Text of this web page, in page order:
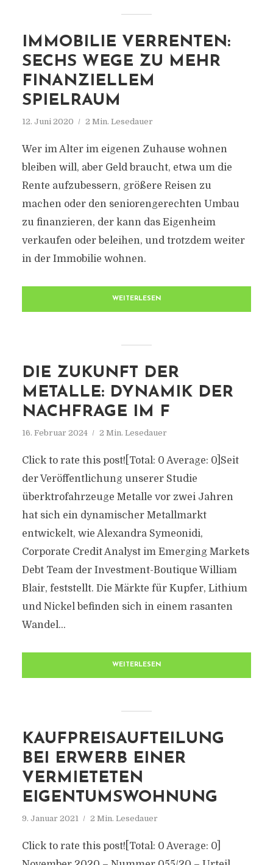
IMMOBILIE VERRENTEN:
SECHS WEGE ZU MEHR
FINANZIELLEM
SPIELRAUM
12. Juni 2020 2 Min. Lesedauer
Wer im Alter im eigenen Zuhause wohnen
bleiben will, aber Geld braucht, etwa um die
Rente aufzubessern, größere Reisen zu
machen oder den seniorengerechten Umbau
zu finanzieren, der kann das Eigenheim
verkaufen oder beleihen, und trotzdem weiter
in der Immobilie wohnen.
WEITERLESEN
DIE ZUKUNFT DER
METALLE: DYNAMIK DER
NACHFRAGE IM F
16. Februar 2024 2 Min. Lesedauer
Click to rate this post![Total: 0 Average: 0]Seit
der Veröffentlichung unserer Studie
überktrofahrzeuge Metalle vor zwei Jahren
hat sich ein dynamischer Metallmarkt
entwickelt, wie Alexandra Symeonidi,
Corporate Credit Analyst im Emerging Markets
Debt Team der Investment-Boutique William
Blair, feststellt. Die Märkte für Kupfer, Lithium
und Nickel befinden sich in einem rasanten
Wandel...
WEITERLESEN
KAUFPREISAUFTEILUNG
BEI ERWERB EINER
VERMIETETEN
EIGENTUMSWOHNUNG
9. Januar 2021 2 Min. Lesedauer
Click to rate this post![Total: 0 Average: 0]